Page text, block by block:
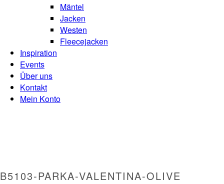
Mäntel
Jacken
Westen
Fleecejacken
Inspiration
Events
Über uns
Kontakt
Mein Konto
B5103-PARKA-VALENTINA-OLIVE